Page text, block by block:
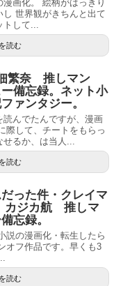
画化。 絵柄がはっきり
し 世界観がきちんと出て
トして...
読む
繁奈 推しマン
備忘録。ネット小
ァンタジー。
んでたんですが、漫画
際して、チートをもらっ
せるか、は当人...
読む
った件・クレイマ
カジカ航 推しマ
忘録。
説の漫画化・転生したら
オフ作品です。早くも3
読む